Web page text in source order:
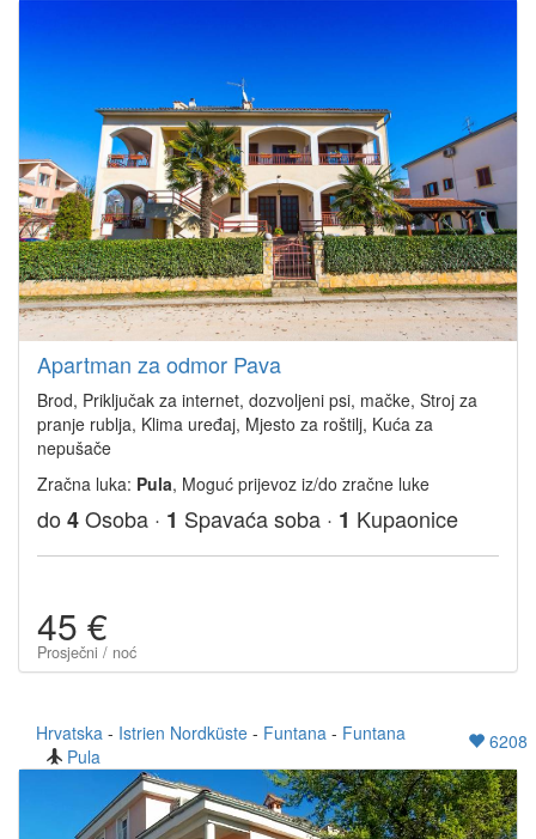
Apartman za odmor Pava
Brod, Priključak za internet, dozvoljeni psi, mačke, Stroj za
pranje rublja, Klima uređaj, Mjesto za roštilj, Kuća za
nepušače
Zračna luka: Pula, Moguć prijevoz iz/do zračne luke
do 4Osoba · 1 Spavaća soba · 1 Kupaonice
45 €
Prosječni / noć
Hrvatska - Istrien Nordküste - Funtana - Funtana
Pula
6208